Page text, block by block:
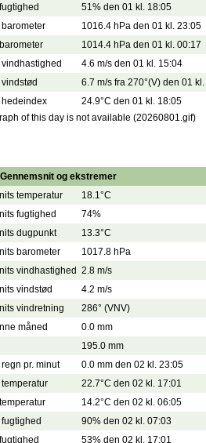
51% den 01 kl. 18:05
1016.4 hPa den 01 kl. 23:05
1014.4 hPa den 01 kl. 00:17
4.6 m/s den 01 kl. 15:04
6.7 m/s fra 270°(V) den 01
hedeindex
24.9°C den 01 kl. 18:05
of this day is not available (20260801.gif)
og ekstremer
temperatur
18.1°C
fugtighed
74%
dugpunkt
13.3°C
barometer
1017.8 hPa
vindhastighed 2.8 m/s
vindstød
4.2 m/s
vindretning
286° (VNV)
måned
0.0 mm
195.0 mm
pr. minut
0.0 mm den 02 kl. 23:05
22.7°C den 02 kl. 17:01
14.2°C den 02 kl. 06:05
90% den 02 kl. 07:03
53% den 02 kl. 17:01